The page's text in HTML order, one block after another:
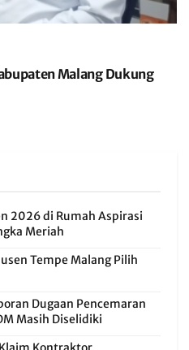
Malang Dukung
2026 di Rumah Aspirasi
Meriah
Tempe Malang Pilih
Dugaan Pencemaran
Masih Diselidiki